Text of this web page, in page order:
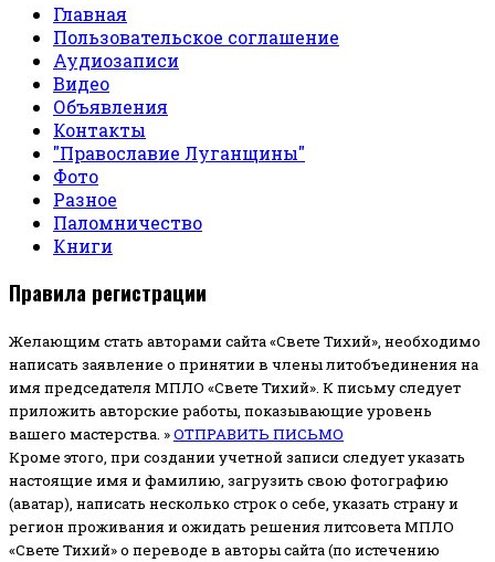
Главная
Пользовательское соглашение
Аудиозаписи
Видео
Объявления
Контакты
"Православие Луганщины"
Фото
Разное
Паломничество
Книги
Правила регистрации
Желающим стать авторами сайта «Свете Тихий», необходимо
написать заявление о принятии в члены литобъединения на
имя председателя МПЛО «Свете Тихий». К письму следует
приложить авторские работы, показывающие уровень
вашего мастерства. »ОТПРАВИТЬ ПИСЬМО
Кроме этого, при создании учетной записи следует указать
настоящие имя и фамилию, загрузить свою фотографию
(аватар), написать несколько строк о себе, указать страну и
регион проживания и ожидать решения литсовета МПЛО
«Свете Тихий» о переводе в авторы сайта (по истечению